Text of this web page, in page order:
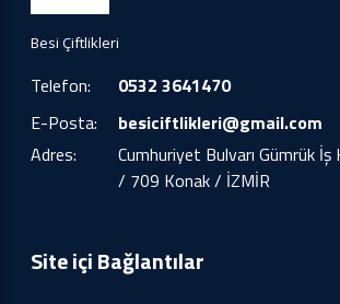
Besi Çiftlikleri
Telefon:
0532 3641470
E-Posta:
besiciftlikleri@gmail.com
Adres:
Cumhuriyet Bulvarı Gümrük
/ 709 Konak / İZMİR
Site içi Bağlantılar